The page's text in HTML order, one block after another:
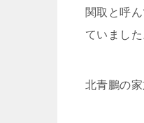
関取と呼
ていました
北青鵬の